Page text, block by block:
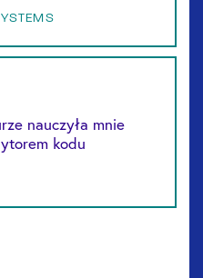
nauczyła mnie
kodu